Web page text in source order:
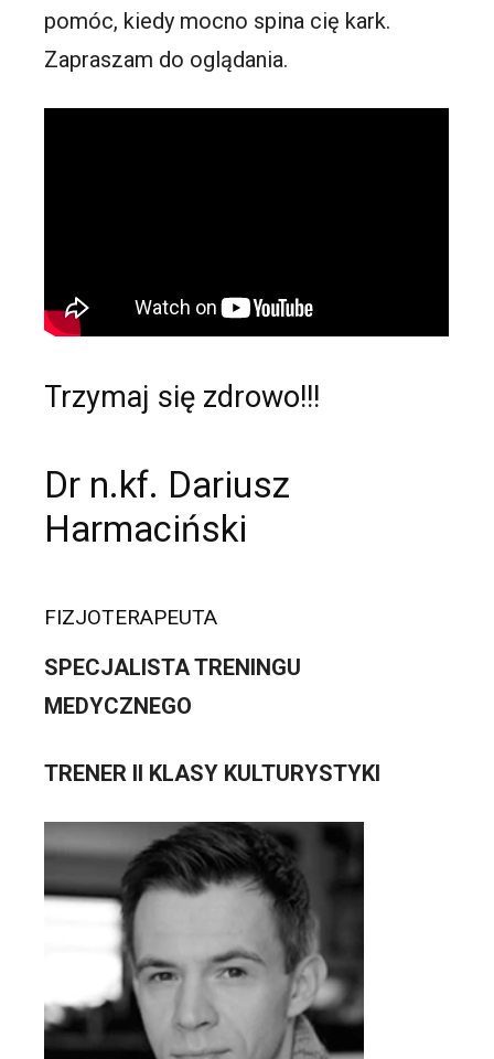
pomóc, kiedy mocno spina cię kark.
Zapraszam do oglądania.
Trzymaj się zdrowo!!!
Dr n.kf. Dariusz
Harmaciński
FIZJOTERAPEUTA
SPECJALISTA TRENINGU
MEDYCZNEGO
TRENER II KLASY KULTURYSTYKI